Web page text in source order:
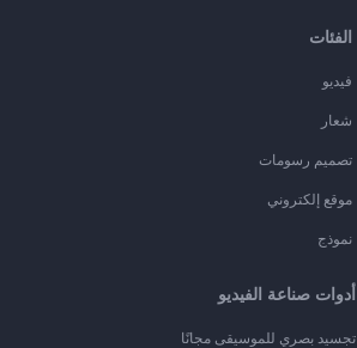
الفئات
فيديو
شعار
تصميم رسومات
موقع إلكتروني
نموذج
أدوات صناعة الفيديو
تجسيد بصري للموسيقى مجانًا